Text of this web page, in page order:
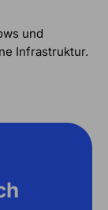
und
Infrastruktur.